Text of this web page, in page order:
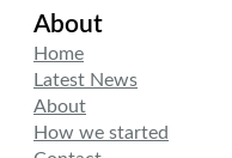
About
Home
Latest News
About
How we started